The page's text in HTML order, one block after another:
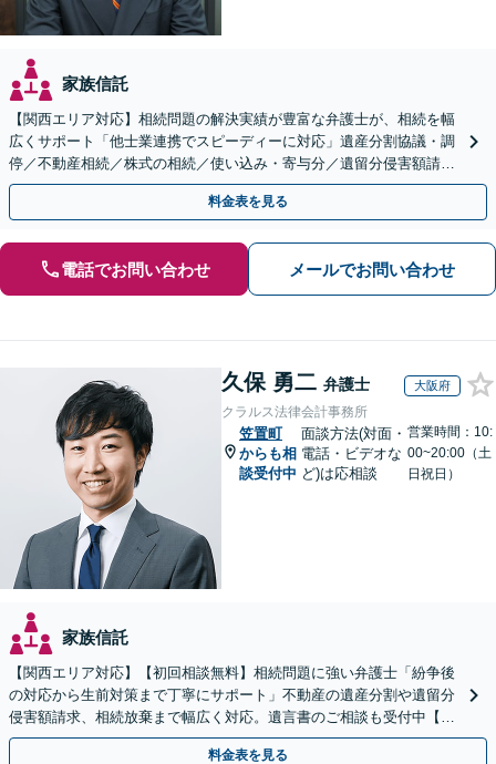
家族信託
【関西エリア対応】相続問題の解決実績が豊富な弁護士が、相続を幅
広くサポート「他士業連携でスピーディーに対応」遺産分割協議・調
停／不動産相続／株式の相続／使い込み・寄与分／遺留分侵害額請求
／相続放棄（借金の相続）／遺言書作成
料金表を見る
電話でお問い合わせ メールでお問い合わせ
久保 勇二 弁護士 大阪府
クラルス法律会計事務所
笠置町
からも相
談受付中
面談方法(対面・
電話・ビデオな
ど)は応相談
営業時間：10:
00~20:00（土
日祝日）
家族信託
【関西エリア対応】【初回相談無料】相続問題に強い弁護士「紛争後
の対応から生前対策まで丁寧にサポート」不動産の遺産分割や遺留分
侵害額請求、相続放棄まで幅広く対応。遺言書のご相談も受付中【夜
間・休日面談可】【WEB面談】【完全個室】
料金表を見る